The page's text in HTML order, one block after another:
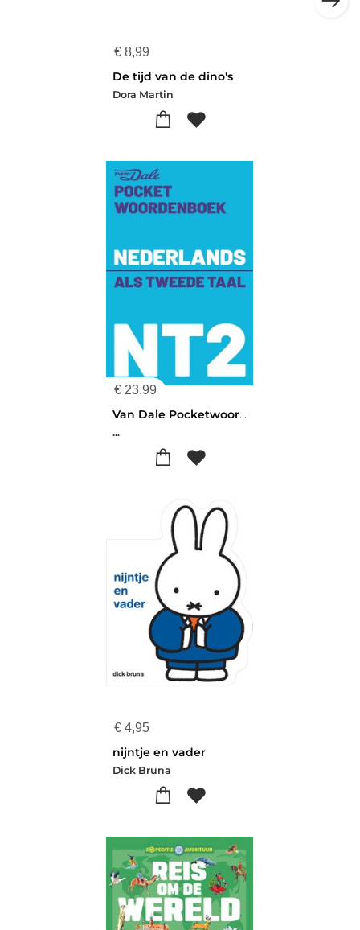
€ 8,99
De tijd van de dino's
Dora Martin
€ 23,99
Van Dale Pocketwoordenboek Nederlands als tweede taal (NT2)
...
€ 4,95
nijntje en vader
Dick Bruna